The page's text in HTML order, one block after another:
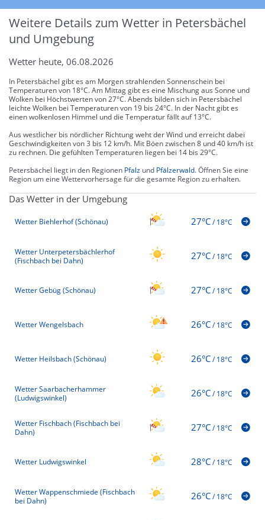
Weitere Details zum Wetter in Petersbächel
und Umgebung
Wetter heute, 06.08.2026
In Petersbächel gibt es am Morgen strahlenden Sonnenschein bei
Temperaturen von 18°C. Am Mittag gibt es eine Mischung aus Sonne und
Wolken bei Höchstwerten von 27°C. Abends bilden sich in Petersbächel
leichte Wolken bei Temperaturen von 19 bis 24°C. In der Nacht gibt es
einen wolkenlosen Himmel und die Temperatur fällt auf 13°C.
Aus westlicher bis nördlicher Richtung weht der Wind und erreicht dabei
Geschwindigkeiten von 3 bis 12 km/h. Mit Böen zwischen 8 und 40 km/h ist
zu rechnen. Die gefühlten Temperaturen liegen bei 14 bis 29°C.
Petersbächel liegt in den Regionen Pfalz und Pfälzerwald. Öffnen Sie eine
Region um eine Wettervorhersage für die gesamte Region zu erhalten.
Das Wetter in der Umgebung
Wetter Biehlerhof (Schönau) 27°C/18°C
Wetter Unterpetersbächlerhof
(Fischbach bei Dahn)
27°C/18°C
Wetter Gebüg (Schönau) 27°C/18°C
Wetter Wengelsbach 26°C/18°C
Wetter Heilsbach (Schönau) 26°C/18°C
Wetter Saarbacherhammer
(Ludwigswinkel)
26°C/18°C
Wetter Fischbach (Fischbach bei
Dahn)
27°C/18°C
Wetter Ludwigswinkel 28°C/18°C
Wetter Wappenschmiede (Fischbach
bei Dahn)
26°C/18°C